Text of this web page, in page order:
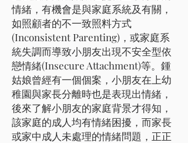
情緒，有機會是與家庭系統及有關，
如照顧者的不一致照料方式
(Inconsistent Parenting)，或家庭系
統失調而導致小朋友出現不安全型依
戀情緒(Insecure Attachment)等。鍾
姑娘曾經有一個個案，小朋友在上幼
稚園與家長分離時也是表現出情緒，
後來了解小朋友的家庭背景才得知，
該家庭的成人均有情緒困擾，而家長
或家中成人未處理的情緒問題，正正